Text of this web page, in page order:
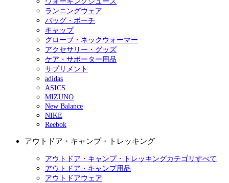
ランニングウェア
バッグ・ポーチ
キャップ
グローブ・ネックウォーマー
アクセサリー・グッズ
ケア・サポーター用品
サプリメント
adidas
ASICS
MIZUNO
New Balance
NIKE
Reebok
アウトドア・キャンプ・トレッキング
アウトドア・キャンプ・トレッキングカテゴリすべて
アウトドア・キャンプ用品
アウトドアウェア